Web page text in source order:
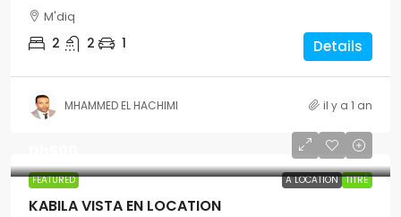
M'diq
2 2 1 Details
MHAMMED EL HACHIMI il y a 1 an
FEATURED A LOCATION TITRÉ
KABILA VISTA EN LOCATION